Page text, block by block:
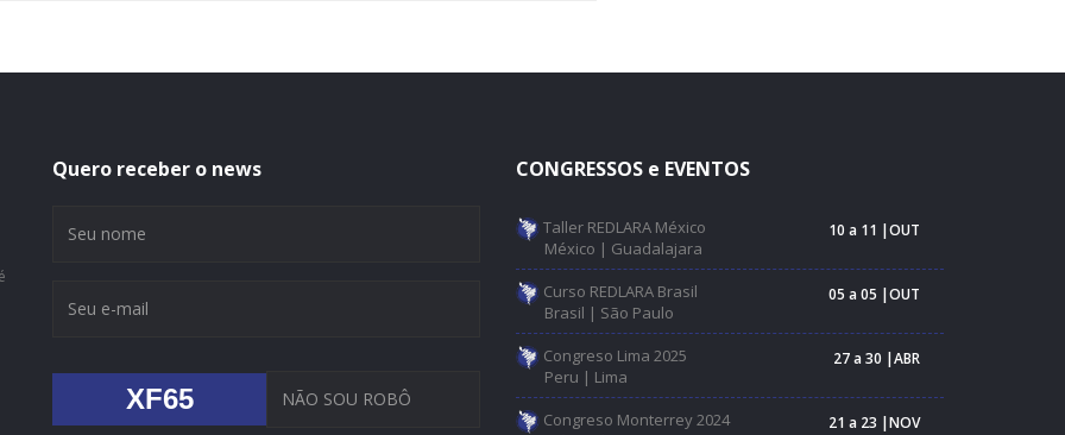
Quero receber o news
XF65
CONGRESSOS e EVENTOS
Taller REDLARA México
México | Guadalajara
10 a 11 |OUT
Curso REDLARA Brasil
Brasil | São Paulo
05 a 05 |OUT
Congreso Lima 2025
Peru | Lima
27 a 30 |ABR
Congreso Monterrey 2024
21 a 23 |NOV